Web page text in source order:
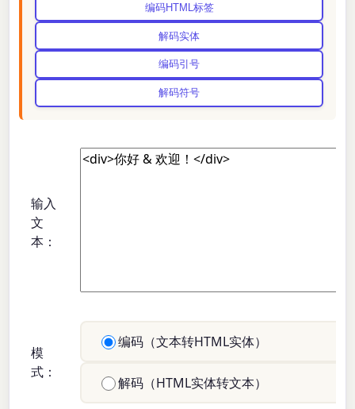
编码HTML标签
解码实体
编码引号
解码符号
输入
文
本：
模
式：
编码（文本转HTML实体）
解码（HTML实体转文本）